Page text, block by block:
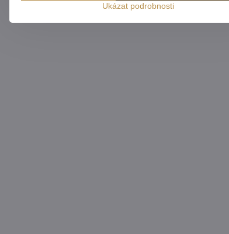
Ukázat podrobnosti